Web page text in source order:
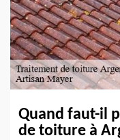
Quand faut-il
de toiture à